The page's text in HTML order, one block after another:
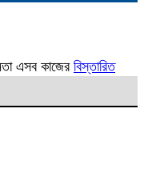
এসব কাজের বিস্তারিত